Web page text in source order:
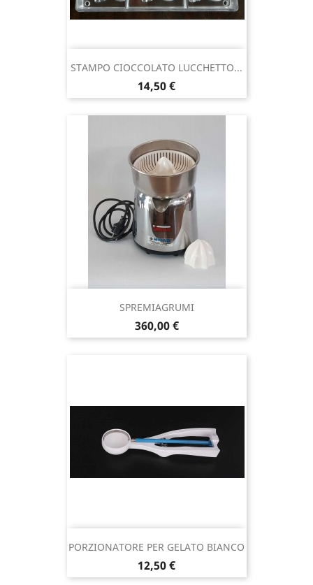
STAMPO CIOCCOLATO LUCCHETTO...
Prezzo
14,50 €
SPREMIAGRUMI
Prezzo
360,00 €
PORZIONATORE PER GELATO BIANCO
Prezzo
12,50 €